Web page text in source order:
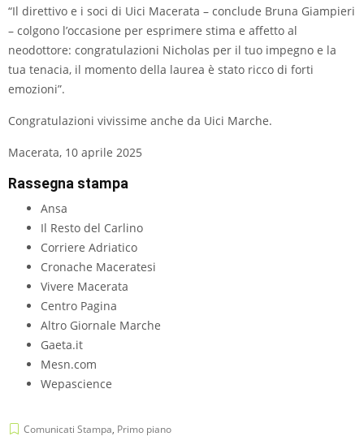
“Il direttivo e i soci di Uici Macerata – conclude Bruna Giampieri
– colgono l’occasione per esprimere stima e affetto al
neodottore: congratulazioni Nicholas per il tuo impegno e la
tua tenacia, il momento della laurea è stato ricco di forti
emozioni”.
Congratulazioni vivissime anche da Uici Marche.
Macerata, 10 aprile 2025
Rassegna stampa
Ansa
Il Resto del Carlino
Corriere Adriatico
Cronache Maceratesi
Vivere Macerata
Centro Pagina
Altro Giornale Marche
Gaeta.it
Mesn.com
Wepascience
Comunicati Stampa, Primo piano